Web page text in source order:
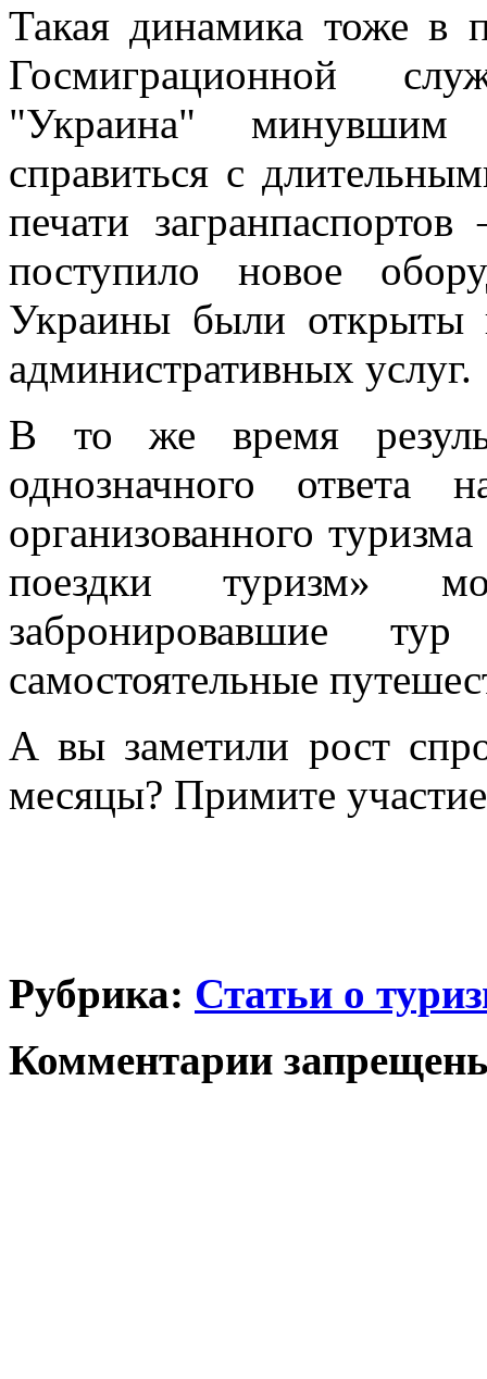
Такая динамика тоже в
Госмиграционной
"Украина" минувшим
справиться с
печати
поступило новое
Украины были открыты
административных услуг.
В то же время
однозначного
организованного
поездки туризм»
забронировавшие
самостоятельные
А вы заметили рост
месяцы? Примите
Рубрика: Статьи о
Комментарии